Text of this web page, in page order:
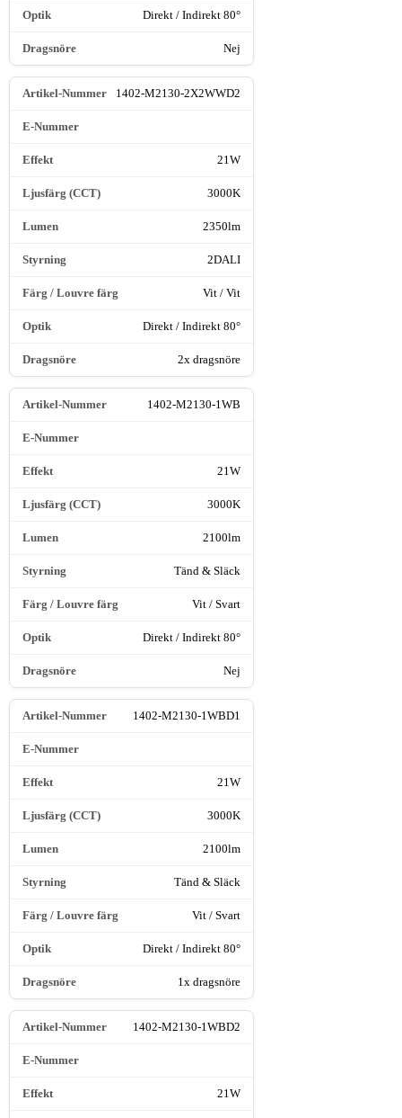
Direkt / Indirekt 80°
Nej
1402-M2130-2X2WWD2
21W
3000K
2350lm
2DALI
Vit / Vit
Direkt / Indirekt 80°
2x dragsnöre
1402-M2130-1WB
21W
3000K
2100lm
Tänd & Släck
Vit / Svart
Direkt / Indirekt 80°
Nej
1402-M2130-1WBD1
21W
3000K
2100lm
Tänd & Släck
Vit / Svart
Direkt / Indirekt 80°
1x dragsnöre
1402-M2130-1WBD2
21W